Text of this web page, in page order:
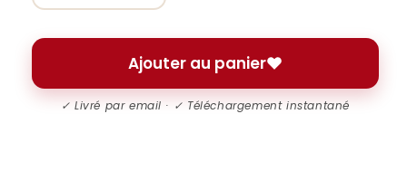
Ajouter au panier
✓ Livré par email · ✓ Téléchargement instantané